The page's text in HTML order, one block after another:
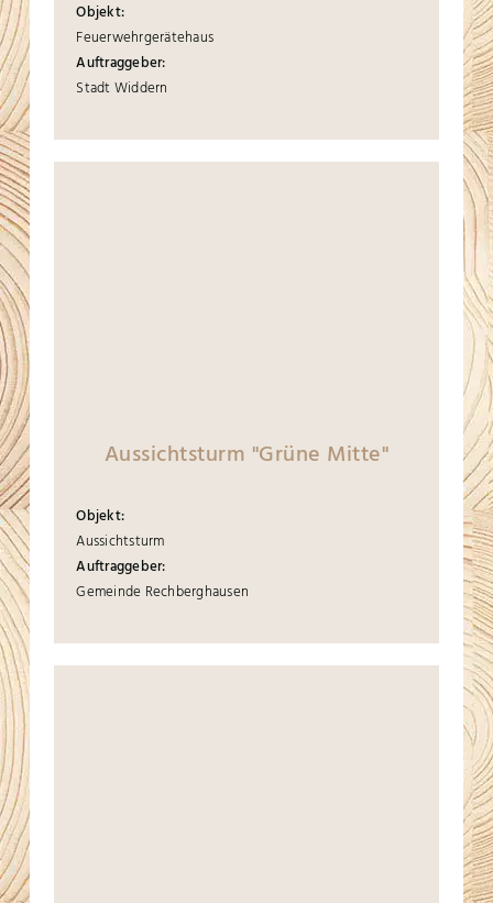
Objekt:
Feuerwehrgerätehaus
Auftraggeber:
Stadt Widdern
Aussichtsturm "Grüne Mitte"
Objekt:
Aussichtsturm
Auftraggeber:
Gemeinde Rechberghausen